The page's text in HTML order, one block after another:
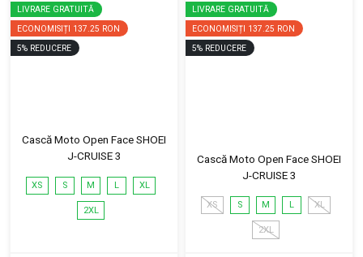
LIVRARE GRATUITĂ
ECONOMISIȚI 137.25 RON
5% REDUCERE
Cască Moto Open Face SHOEI
J-CRUISE 3
XS S M L XL
2XL
LIVRARE GRATUITĂ
ECONOMISIȚI 137.25 RON
5% REDUCERE
Cască Moto Open Face SHOEI
J-CRUISE 3
XS S M L XL
2XL